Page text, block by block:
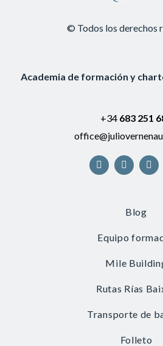
© Todos los derechos
Academia de formación y
+34 683 251
Blog
Equipo
Mile
Rutas Rías
Transporte de
Folleto